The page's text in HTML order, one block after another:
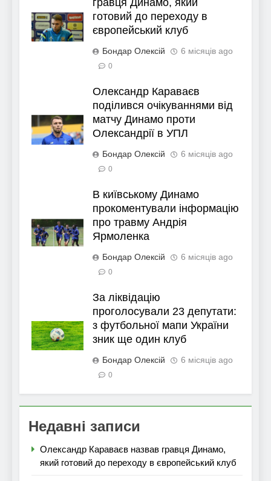
готовий до переходу в
європейський клуб
Бондар Олексій 6 місяців ago
0
Олександр Караваєв
поділився очікуваннями від
матчу Динамо проти
Олександрії в УПЛ
Бондар Олексій 6 місяців ago
0
В київському Динамо
прокоментували інформацію
про травму Андрія
Ярмоленка
Бондар Олексій 6 місяців ago
0
За ліквідацію
проголосували 23 депутати:
з футбольної мапи України
зник ще один клуб
Бондар Олексій 6 місяців ago
0
Недавні записи
Олександр Караваєв назвав гравця Динамо,
який готовий до переходу в європейський клуб